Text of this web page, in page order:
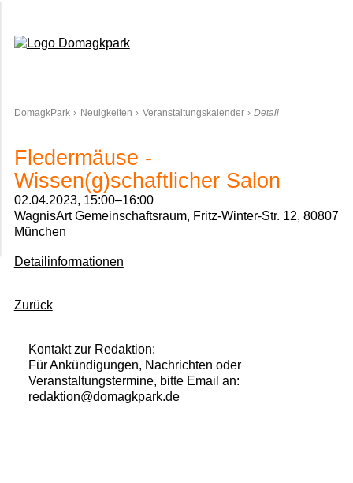
DomagkPark Neuigkeiten Veranstaltungskalender Detail
Fledermäuse -
Wissen(g)schaftlicher Salon
02.04.2023, 15:00–16:00
WagnisArt Gemeinschaftsraum, Fritz-Winter-Str. 12, 80807
München
Detailinformationen
Zurück
Kontakt zur Redaktion:
Für Ankündigungen, Nachrichten oder
Veranstaltungstermine, bitte Email an:
redaktion@domagkpark.de